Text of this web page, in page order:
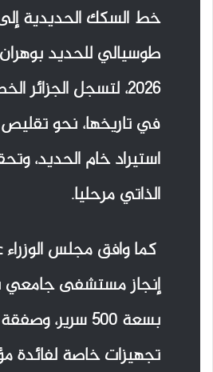
خط السكك الحديدية
طوسيالي للحديد
2026، لتسجل الجزائر
في تاريخها، نحو تقليص
استيراد خام الحديد،
الذاتي مرحليا.
كما وافق مجلس
إنجاز مستشفى جامعي
بسعة 500 سرير،
تجهيزات خاصة